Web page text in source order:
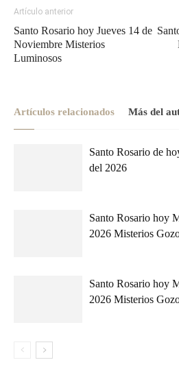
Artículo anterior
Santo Rosario hoy Jueves 14 de
Noviembre Misterios
Luminosos
Artículos relacionados Más del
Santo Rosario de
del 2026
Santo Rosario hoy
2026 Misterios
Santo Rosario hoy
2026 Misterios